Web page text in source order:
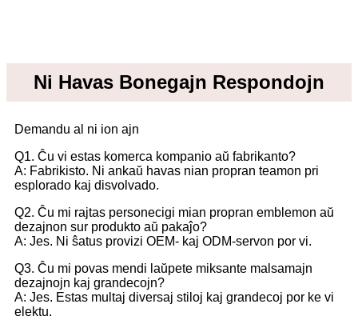
Ni Havas Bonegajn Respondojn
Demandu al ni ion ajn
Q1. Ĉu vi estas komerca kompanio aŭ fabrikanto?
A: Fabrikisto. Ni ankaŭ havas nian propran teamon pri
esplorado kaj disvolvado.
Q2. Ĉu mi rajtas personecigi mian propran emblemon aŭ
dezajnon sur produkto aŭ pakaĵo?
A: Jes. Ni ŝatus provizi OEM- kaj ODM-servon por vi.
Q3. Ĉu mi povas mendi laŭpete miksante malsamajn
dezajnojn kaj grandecojn?
A: Jes. Estas multaj diversaj stiloj kaj grandecoj por ke vi
elektu.